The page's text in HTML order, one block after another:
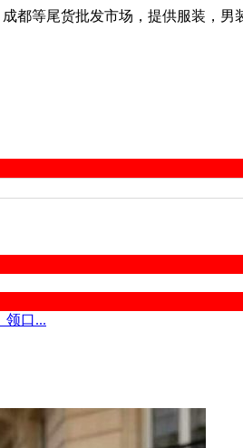
都等尾货批发市场，提供服装，
领口...